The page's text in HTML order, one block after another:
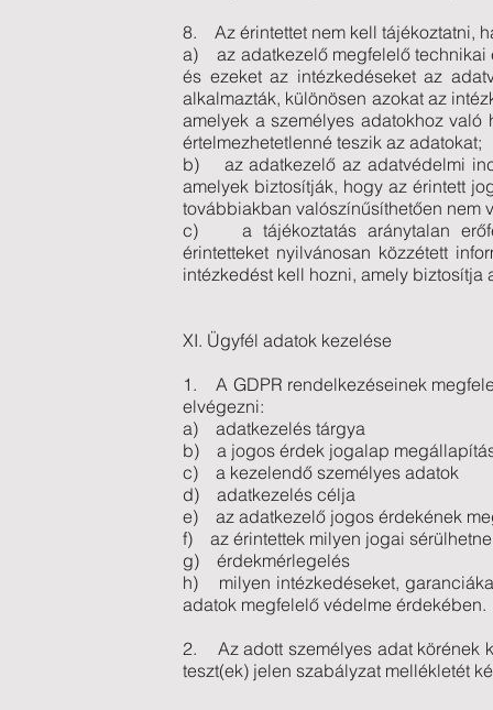
8. Az érintettet nem kell tájékoztatni,
a) az adatkezelő megfelelő technikai
és ezeket az intézkedéseket az
alkalmazták, különösen azokat az
amelyek a személyes adatokhoz való
értelmezhetetlenné teszik az adatokat;
b) az adatkezelő az adatvédelmi
amelyek biztosítják, hogy az érintett
továbbiakban valószínűsíthetően nem
c) a tájékoztatás aránytalan
érintetteket nyilvánosan közzétett
intézkedést kell hozni, amely biztosítja
XI. Ügyfél adatok kezelése
1. A GDPR rendelkezéseinek
elvégezni:
a) adatkezelés tárgya
b) a jogos érdek jogalap
c) a kezelendő személyes adatok
d) adatkezelés célja
e) az adatkezelő jogos érdekének
f) az érintettek milyen jogai
g) érdekmérlegelés
h) milyen intézkedéseket,
adatok megfelelő védelme érdekében.
2. Az adott személyes adat körének
teszt(ek) jelen szabályzat mellékletét